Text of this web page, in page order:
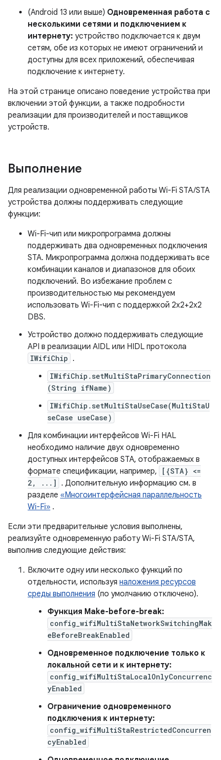
(Android 13 или выше) Одновременная работа с
несколькими сетями и подключением к
интернету: устройство подключается к двум
сетям, обе из которых не имеют ограничений и
доступны для всех приложений, обеспечивая
подключение к интернету.
На этой странице описано поведение устройства при
включении этой функции, а также подробности
реализации для производителей и поставщиков
устройств.
Выполнение
Для реализации одновременной работы Wi-Fi STA/STA
устройства должны поддерживать следующие
функции:
Wi-Fi-чип или микропрограмма должны
поддерживать два одновременных подключения
STA. Микропрограмма должна поддерживать все
комбинации каналов и диапазонов для обоих
подключений. Во избежание проблем с
производительностью мы рекомендуем
использовать Wi-Fi-чип с поддержкой 2x2+2x2
DBS.
Устройство должно поддерживать следующие
API в реализации AIDL или HIDL протокола
IWifiChip .
IWifiChip.setMultiStaPrimaryConnection
(String ifName)
IWifiChip.setMultiStaUseCase(MultiStaU
seCase useCase)
Для комбинации интерфейсов Wi-Fi HAL
необходимо наличие двух одновременно
доступных интерфейсов STA, отображаемых в
формате спецификации, например,
[{STA} <=
2, ...]
. Дополнительную информацию см. в
разделе «Многоинтерфейсная параллельность
Wi-Fi» .
Если эти предварительные условия выполнены,
реализуйте одновременную работу Wi-Fi STA/STA,
выполнив следующие действия:
Включите одну или несколько функций по
отдельности, используя наложения ресурсов
среды выполнения (по умолчанию отключено).
Функция Make-before-break:
config_wifiMultiStaNetworkSwitchingMak
eBeforeBreakEnabled
Одновременное подключение только к
локальной сети и к интернету:
config_wifiMultiStaLocalOnlyConcurrenc
yEnabled
Ограничение одновременного
подключения к интернету:
config_wifiMultiStaRestrictedConcurren
cyEnabled